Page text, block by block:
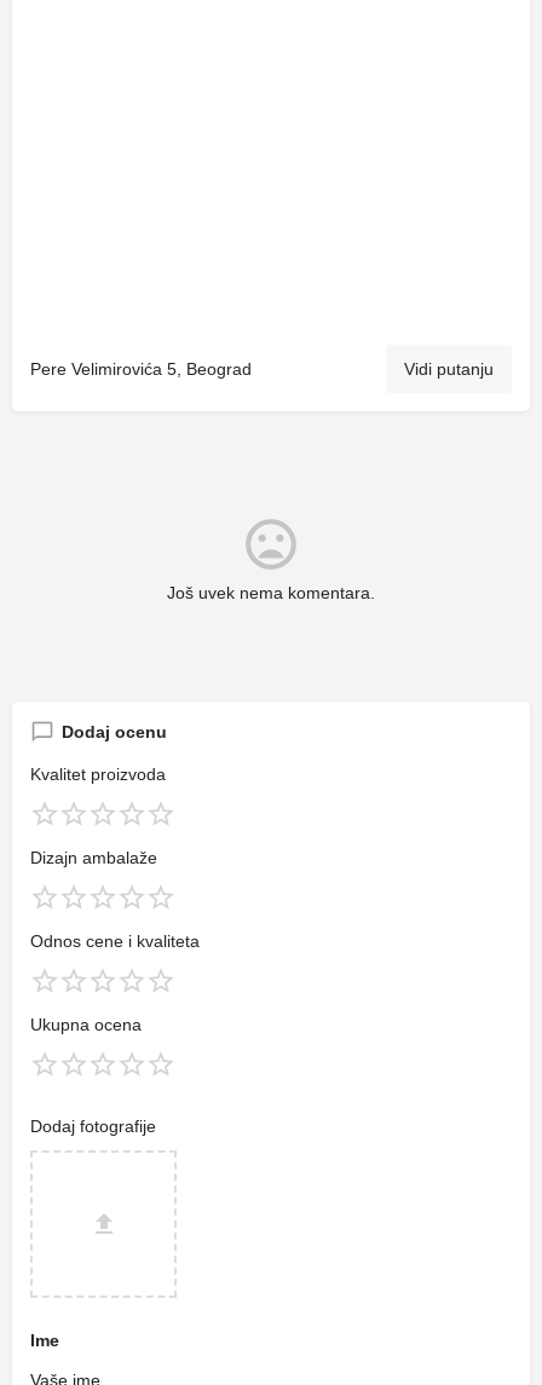
Pere Velimirovića 5, Beograd Vidi putanju
Još uvek nema komentara.
Dodaj ocenu
Kvalitet proizvoda
Dizajn ambalaže
Odnos cene i kvaliteta
Ukupna ocena
Dodaj fotografije
Ime